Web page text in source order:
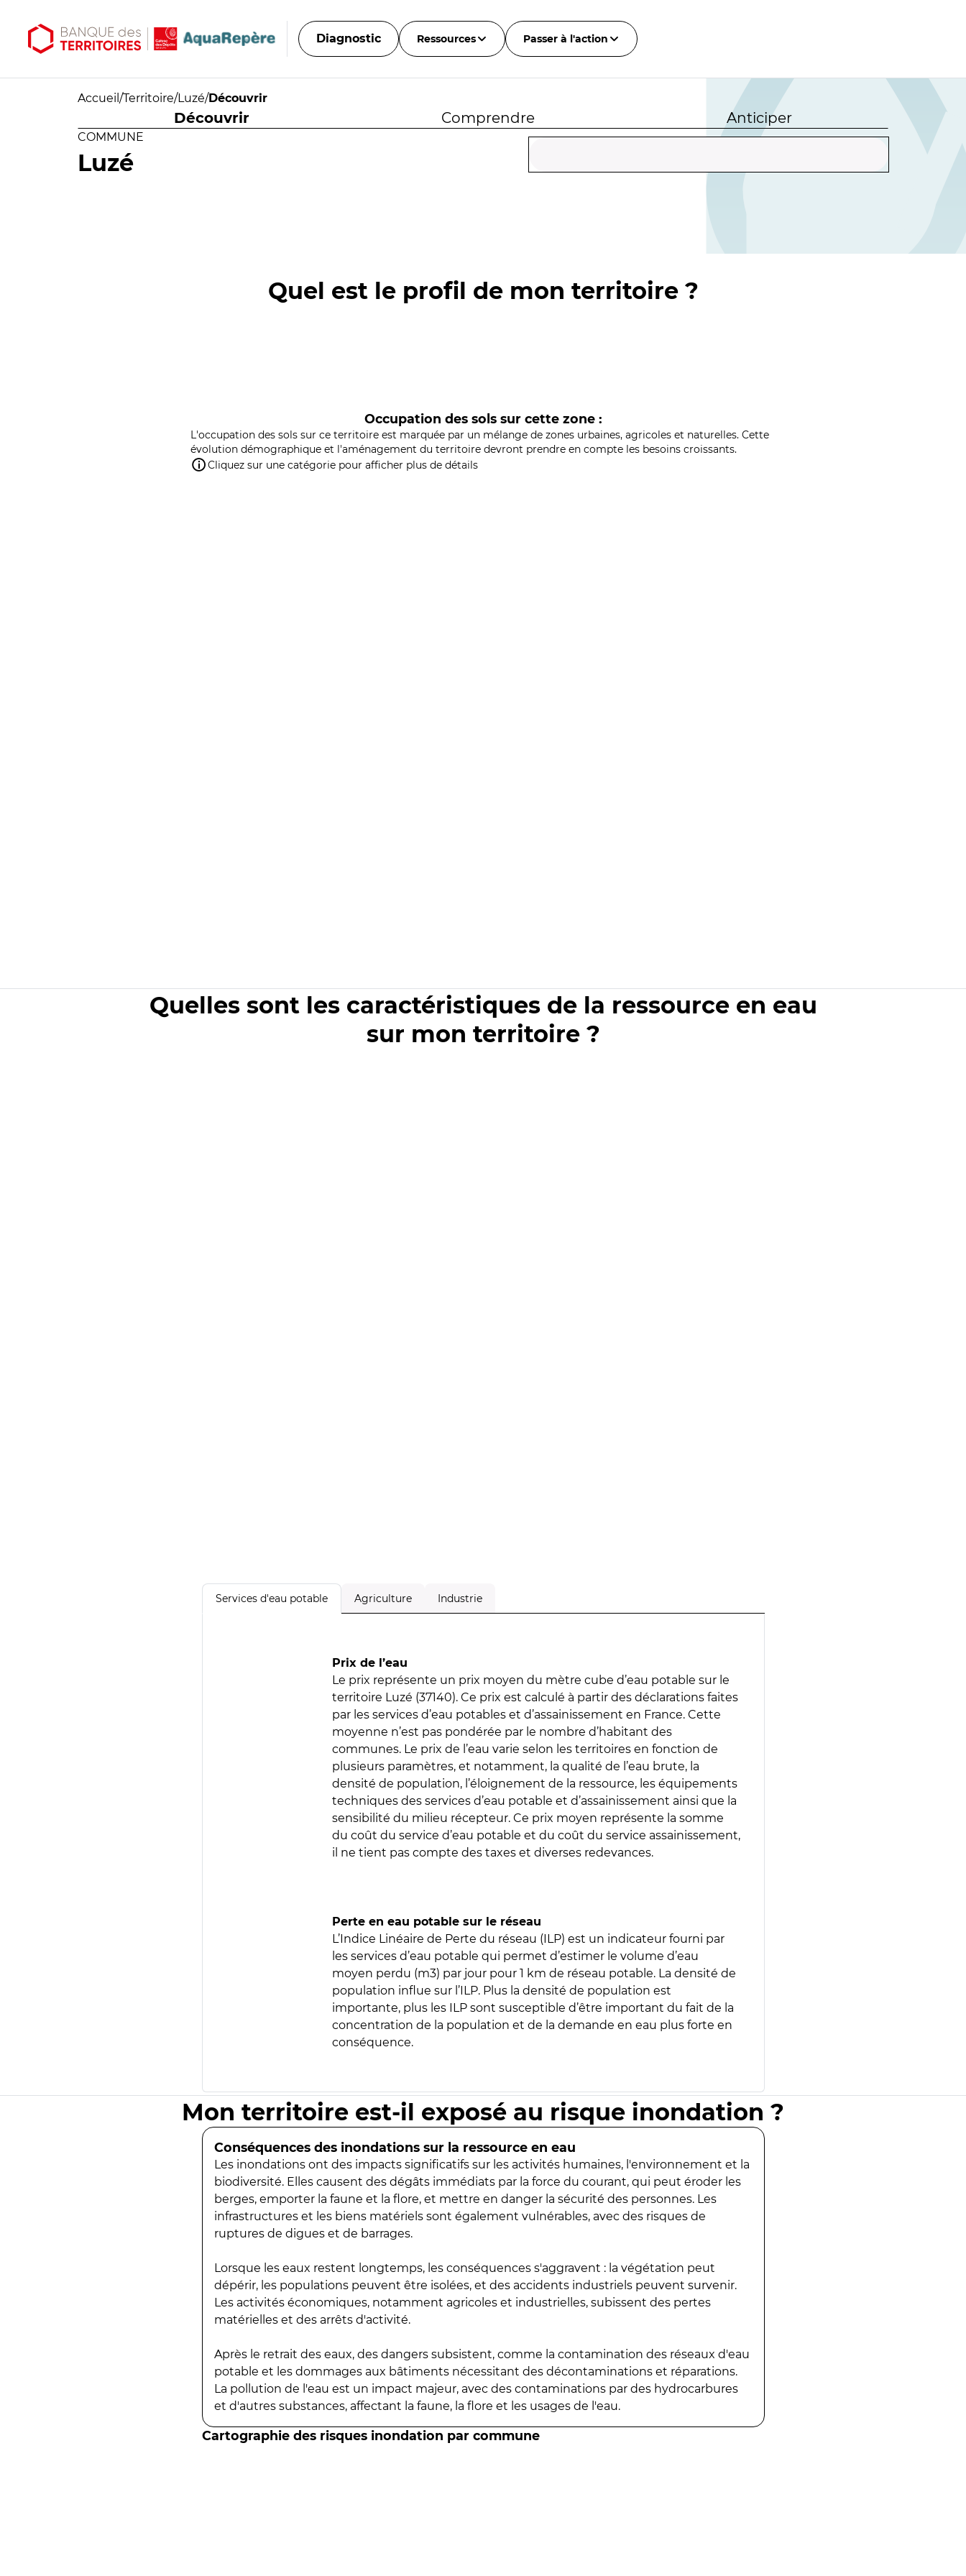
Diagnostic Ressources Passer à l'action
Accueil /Territoire/Luzé/Découvrir
Découvrir Comprendre Anticiper
COMMUNE
Luzé
Quel est le profil de mon territoire ?
Occupation des sols sur cette zone :
L'occupation des sols sur ce territoire est marquée par un mélange de zones urbaines, agricoles et naturelles. Cette
évolution démographique et l'aménagement du territoire devront prendre en compte les besoins croissants.
Cliquez sur une catégorie pour afficher plus de détails
Quelles sont les caractéristiques de la ressource en eau
sur mon territoire ?
Services d'eau potable Agriculture Industrie
Prix de l’eau
Le prix représente un prix moyen du mètre cube d’eau potable sur le
territoire Luzé (37140). Ce prix est calculé à partir des déclarations faites
par les services d’eau potables et d’assainissement en France. Cette
moyenne n’est pas pondérée par le nombre d’habitant des
communes. Le prix de l’eau varie selon les territoires en fonction de
plusieurs paramètres, et notamment, la qualité de l’eau brute, la
densité de population, l’éloignement de la ressource, les équipements
techniques des services d’eau potable et d’assainissement ainsi que la
sensibilité du milieu récepteur. Ce prix moyen représente la somme
du coût du service d’eau potable et du coût du service assainissement,
il ne tient pas compte des taxes et diverses redevances.
Perte en eau potable sur le réseau
L’Indice Linéaire de Perte du réseau (ILP) est un indicateur fourni par
les services d’eau potable qui permet d’estimer le volume d’eau
moyen perdu (m3) par jour pour 1 km de réseau potable. La densité de
population influe sur l’ILP. Plus la densité de population est
importante, plus les ILP sont susceptible d’être important du fait de la
concentration de la population et de la demande en eau plus forte en
conséquence.
Mon territoire est-il exposé au risque inondation ?
Conséquences des inondations sur la ressource en eau
Les inondations ont des impacts significatifs sur les activités humaines, l'environnement et la
biodiversité. Elles causent des dégâts immédiats par la force du courant, qui peut éroder les
berges, emporter la faune et la flore, et mettre en danger la sécurité des personnes. Les
infrastructures et les biens matériels sont également vulnérables, avec des risques de
ruptures de digues et de barrages.
Lorsque les eaux restent longtemps, les conséquences s'aggravent : la végétation peut
dépérir, les populations peuvent être isolées, et des accidents industriels peuvent survenir.
Les activités économiques, notamment agricoles et industrielles, subissent des pertes
matérielles et des arrêts d'activité.
Après le retrait des eaux, des dangers subsistent, comme la contamination des réseaux d'eau
potable et les dommages aux bâtiments nécessitant des décontaminations et réparations.
La pollution de l'eau est un impact majeur, avec des contaminations par des hydrocarbures
et d'autres substances, affectant la faune, la flore et les usages de l'eau.
Cartographie des risques inondation par commune